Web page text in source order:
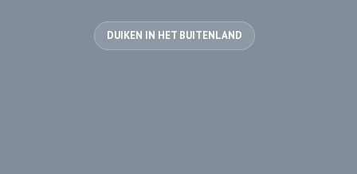
DUIKEN IN HET BUITENLAND